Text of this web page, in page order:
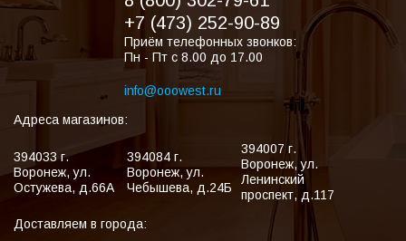
+7 (473) 252-90-89
Приём телефонных звонков:
Пн - Пт с 8.00 до 17.00
info@ooowest.ru
Адреса магазинов:
394033 г.
Воронеж,ул.
Остужева, д.66А
394084 г.
Воронеж,ул.
Чебышева, д.24Б
394007 г.
Воронеж,ул.
Ленинский
проспект, д.117
Доставляем в города: